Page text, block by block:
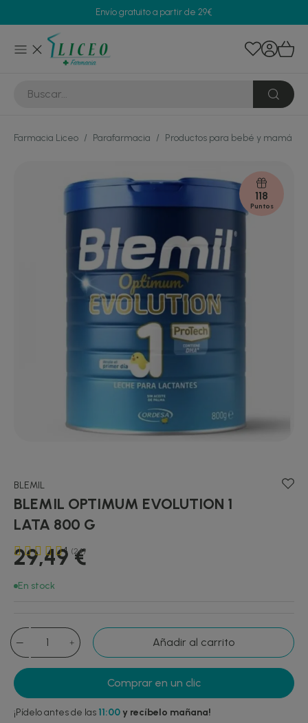
Envío gratuito a partir de 29€
Farmacia Liceo / Parafarmacia / Productos para bebé y mamá
118
Puntos
BLEMIL
BLEMIL OPTIMUM EVOLUTION 1
LATA 800 G
29,49 €
4 (24)
En stock
Añadir al carrito
Comprar en un clic
¡Pídelo antes de las 11:00y recíbelo mañana!